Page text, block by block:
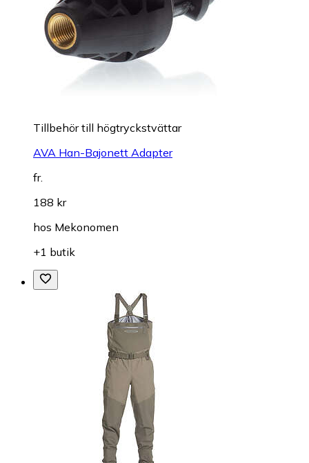
Tillbehör till högtryckstvättar
AVA Han-Bajonett Adapter
fr.
188 kr
hos Mekonomen
+1 butik